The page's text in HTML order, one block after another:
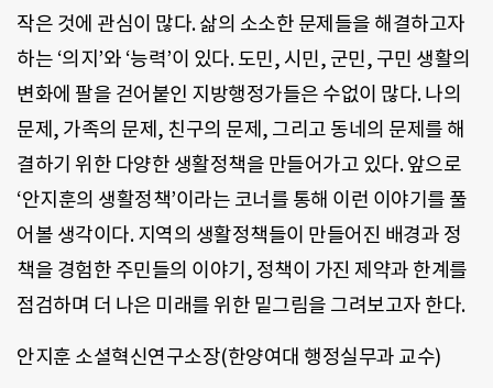
작은 것에 관심이 많다. 삶의 소소한 문제들을 해결하고자
하는 ‘의지’와 ‘능력’이 있다. 도민, 시민, 군민, 구민 생활의
변화에 팔을 걷어붙인 지방행정가들은 수없이 많다. 나의
문제, 가족의 문제, 친구의 문제, 그리고 동네의 문제를 해
결하기 위한 다양한 생활정책을 만들어가고 있다. 앞으로
‘안지훈의 생활정책’이라는 코너를 통해 이런 이야기를 풀
어볼 생각이다. 지역의 생활정책들이 만들어진 배경과 정
책을 경험한 주민들의 이야기, 정책이 가진 제약과 한계를
점검하며 더 나은 미래를 위한 밑그림을 그려보고자 한다.
안지훈 소셜혁신연구소장(한양여대 행정실무과 교수)